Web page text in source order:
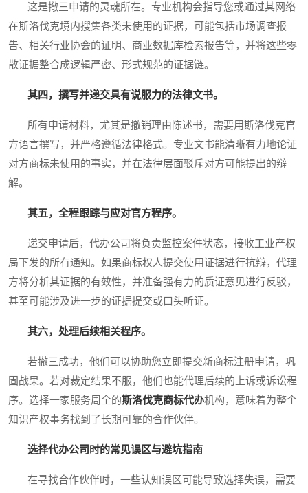
这是撤三申请的灵魂所在。专业机构会指导您或通过其网络
在斯洛伐克境内搜集各类未使用的证据，可能包括市场调查报
告、相关行业协会的证明、商业数据库检索报告等，并将这些零
散证据整合成逻辑严密、形式规范的证据链。
其四，撰写并递交具有说服力的法律文书。
所有申请材料，尤其是撤销理由陈述书，需要用斯洛伐克官
方语言撰写，并严格遵循法律格式。专业文书能清晰有力地论证
对方商标未使用的事实，并在法律层面驳斥对方可能提出的辩
解。
其五，全程跟踪与应对官方程序。
递交申请后，代办公司将负责监控案件状态，接收工业产权
局下发的所有通知。如果商标权人提交使用证据进行抗辩，代理
方将分析其证据的有效性，并准备强有力的质证意见进行反驳，
甚至可能涉及进一步的证据提交或口头听证。
其六，处理后续相关程序。
若撤三成功，他们可以协助您立即提交新商标注册申请，巩
固战果。若对裁定结果不服，他们也能代理后续的上诉或诉讼程
序。选择一家服务周全的斯洛伐克商标代办机构，意味着为整个
知识产权事务找到了长期可靠的合作伙伴。
选择代办公司时的常见误区与避坑指南
在寻找合作伙伴时，一些认知误区可能导致选择失误，需要